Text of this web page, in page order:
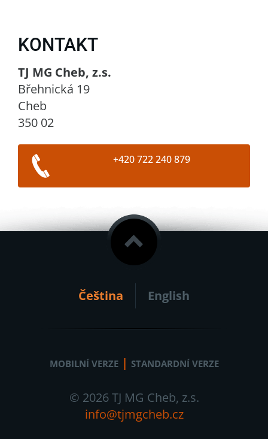
KONTAKT
TJ MG Cheb, z.s.
Břehnická 19
Cheb
350 02
+420 722 240 879
Čeština English
MOBILNÍ VERZE | STANDARDNÍ VERZE
© 2026 TJ MG Cheb, z.s.
info@tjmgcheb.cz